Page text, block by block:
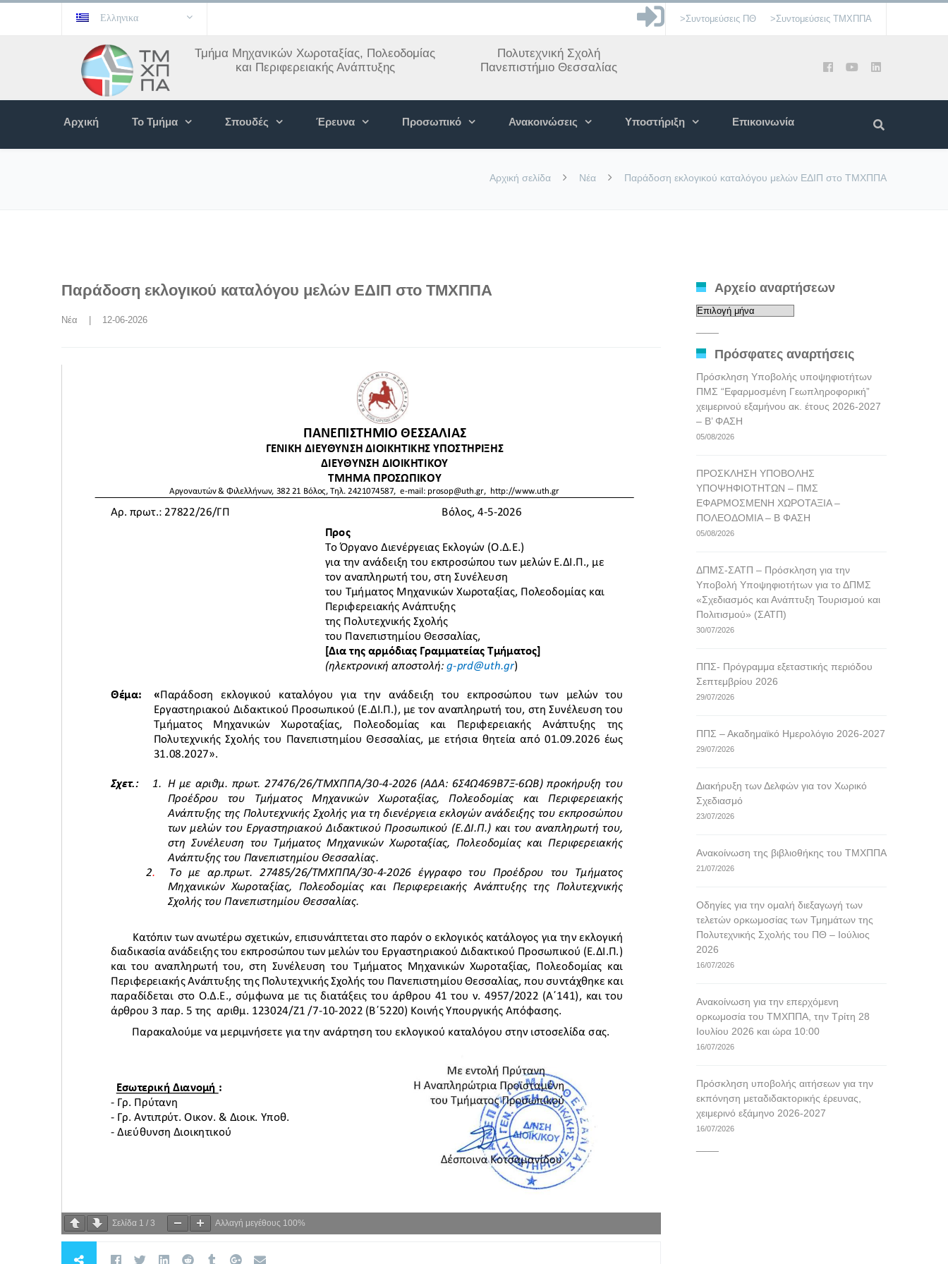
Ελληνικα >Συντομεύσεις ΠΘ >Συντομεύσεις ΤΜΧΠΠΑ
Τμήμα Μηχανικών Χωροταξίας, Πολεοδομίας
και Περιφερειακής Ανάπτυξης
Πολυτεχνική Σχολή
Πανεπιστήμιο Θεσσαλίας
Αρχική Το Τμήμα Σπουδές Έρευνα Προσωπικό Ανακοινώσεις Υποστήριξη Επικοινωνία
Αρχική σελίδα Νέα Παράδοση εκλογικού καταλόγου μελών ΕΔΙΠ στο ΤΜΧΠΠΑ
Παράδοση εκλογικού καταλόγου μελών ΕΔΙΠ στο ΤΜΧΠΠΑ
Νέα
    |    12-06-2026
Σελίδα 1 / 3 Αλλαγή μεγέθους 100%
Αρχείο αναρτήσεων
Αρχείο
Πρόσφατες αναρτήσεις
Πρόσκληση Υποβολής υποψηφιοτήτων
ΠΜΣ “Εφαρμοσμένη Γεωπληροφορική”
χειμερινού εξαμήνου ακ. έτους 2026-2027
– Β’ ΦΑΣΗ
05/08/2026
ΠΡΟΣΚΛΗΣΗ ΥΠΟΒΟΛΗΣ
ΥΠΟΨΗΦΙΟΤΗΤΩΝ – ΠΜΣ
ΕΦΑΡΜΟΣΜΕΝΗ ΧΩΡΟΤΑΞΙΑ –
ΠΟΛΕΟΔΟΜΙΑ – Β ΦΑΣΗ
05/08/2026
ΔΠΜΣ-ΣΑΤΠ – Πρόσκληση για την
Υποβολή Υποψηφιοτήτων για το ΔΠΜΣ
«Σχεδιασμός και Ανάπτυξη Τουρισμού και
Πολιτισμού» (ΣΑΤΠ)
30/07/2026
ΠΠΣ- Πρόγραμμα εξεταστικής περιόδου
Σεπτεμβρίου 2026
29/07/2026
ΠΠΣ – Ακαδημαϊκό Ημερολόγιο 2026-2027
29/07/2026
Διακήρυξη των Δελφών για τον Χωρικό
Σχεδιασμό
23/07/2026
Ανακοίνωση της βιβλιοθήκης του ΤΜΧΠΠΑ
21/07/2026
Οδηγίες για την ομαλή διεξαγωγή των
τελετών ορκωμοσίας των Τμημάτων της
Πολυτεχνικής Σχολής του ΠΘ – Ιούλιος
2026
16/07/2026
Ανακοίνωση για την επερχόμενη
ορκωμοσία του ΤΜΧΠΠΑ, την Τρίτη 28
Ιουλίου 2026 και ώρα 10:00
16/07/2026
Πρόσκληση υποβολής αιτήσεων για την
εκπόνηση μεταδιδακτορικής έρευνας,
χειμερινό εξάμηνο 2026-2027
16/07/2026